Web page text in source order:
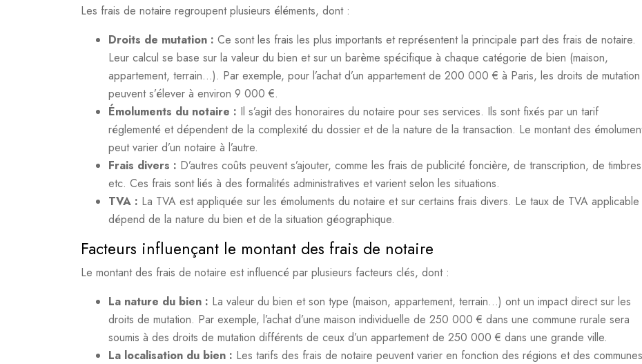
Les frais de notaire regroupent plusieurs éléments, dont :
Droits de mutation : Ce sont les frais les plus importants et représentent la principale part des frais de notaire.
Leur calcul se base sur la valeur du bien et sur un barème spécifique à chaque catégorie de bien (maison,
appartement, terrain…). Par exemple, pour l’achat d’un appartement de 200 000 € à Paris, les droits de mutation
peuvent s’élever à environ 9 000 €.
Émoluments du notaire : Il s’agit des honoraires du notaire pour ses services. Ils sont fixés par un tarif
réglementé et dépendent de la complexité du dossier et de la nature de la transaction. Le montant des
peut varier d’un notaire à l’autre.
Frais divers : D’autres coûts peuvent s’ajouter, comme les frais de publicité foncière, de transcription, de
etc. Ces frais sont liés à des formalités administratives et varient selon les situations.
TVA : La TVA est appliquée sur les émoluments du notaire et sur certains frais divers. Le taux de TVA applicable
dépend de la nature du bien et de la situation géographique.
Facteurs influençant le montant des frais de notaire
Le montant des frais de notaire est influencé par plusieurs facteurs clés, dont :
La nature du bien : La valeur du bien et son type (maison, appartement, terrain…) ont un impact direct sur les
droits de mutation. Par exemple, l’achat d’une maison individuelle de 250 000 € dans une commune rurale sera
soumis à des droits de mutation différents de ceux d’un appartement de 250 000 € dans une grande ville.
La localisation du bien : Les tarifs des frais de notaire peuvent varier en fonction des régions et des